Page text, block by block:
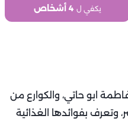
يكفي ل 4 أشخاص
ابو حاتي، والكوارع من
وتعرف بفوائدها الغذائية